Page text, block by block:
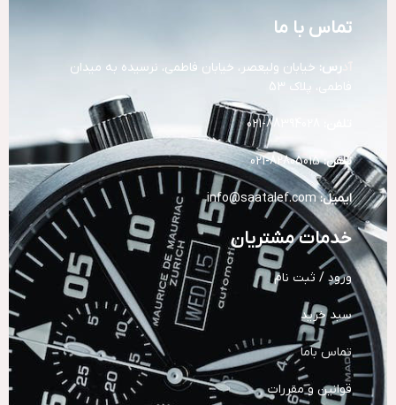
تماس با ما
رس: خیابان ولیعصر، خیابان فاطمی، نرسیده به میدان
فاطمی، پلاک 53
تلفن:82805015-021
ایمیل: info@saatalef.com
خدمات مشتریان
ورود / ثبت نام
سبد خرید
تماس باما
قوانین و مقررات